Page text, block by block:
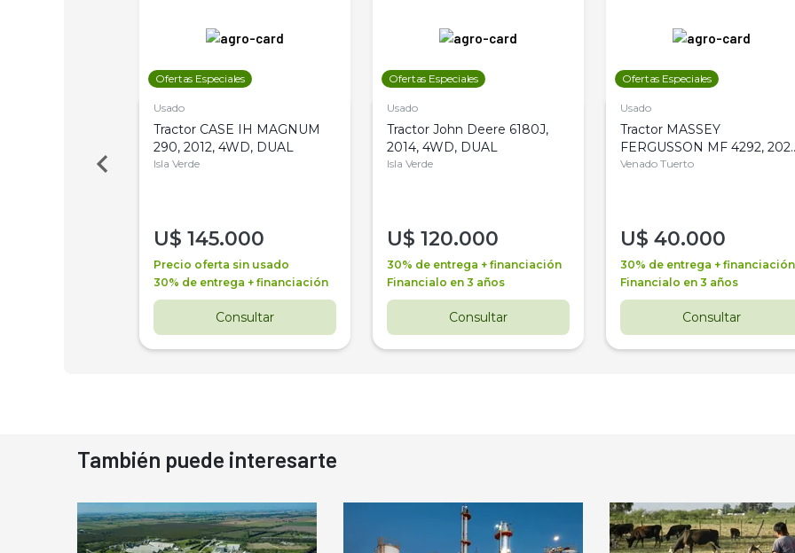
Ofertas Especiales
Usado
Tractor CASE IH MAGNUM
290, 2012, 4WD, DUAL
Isla Verde
U$ 145.000
Precio oferta sin usado
30% de entrega + financiación
Consultar
Ofertas Especiales
Usado
Tractor John Deere 6180J,
2014, 4WD, DUAL
Isla Verde
U$ 120.000
30% de entrega + financiación
Financialo en 3 años
Consultar
Ofertas Especiales
Usado
Tractor MASSEY
FERGUSSON MF 4292,
4WD, PATON
Venado Tuerto
U$ 40.000
30% de entrega + financiación
Financialo en 3 años
Consultar
También puede interesarte